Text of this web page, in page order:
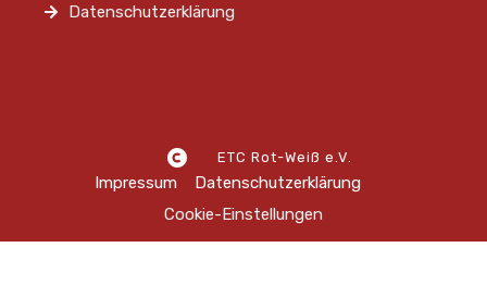
Datenschutzerklärung
ETC Rot-Weiß e.V.
Impressum
Datenschutzerklärung
Cookie-Einstellungen